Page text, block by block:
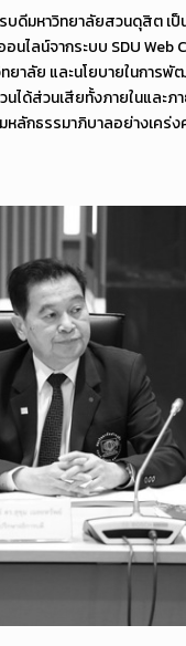
ดีมหาวิทยาลัยสวนดุสิต เป็
ไลน์จากระบบ SDU Web
ยาลัย และนโยบายในการ
ได้ส่วนเสียทั้งภายในและภ
ลักธรรมาภิบาลอย่างเคร่